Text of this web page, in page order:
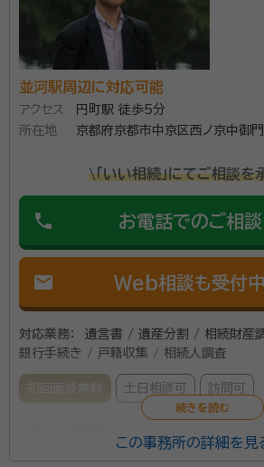
こちらからの問い合わせには一応回答はしていた
解りやすいものとは言えませんでした。また、見
に大幅な違いがあり、納得できるものではありま
京都市西京区で行政書士をしている齊
う たけはる）です。 相続に関する
するご相談や公正証書遺言の作成な
丁寧に対応させていただきます。 京都市西京区を中心
に京都市内や近隣の市町村、大阪府
並河駅周辺に対応可能
アクセス
円町駅 徒歩5分
所在地
京都府京都市中京区西ノ京中御
\「いい相続」にてご相談を
phone お電話でのご相談
mail Web相談も受付中
対応業務：
遺言書 / 遺産分割 / 相続財産
銀行手続き / 戸籍収集 / 相続人調査
初回面談無料 土日相談可 訪問可
この事務所の詳細を見